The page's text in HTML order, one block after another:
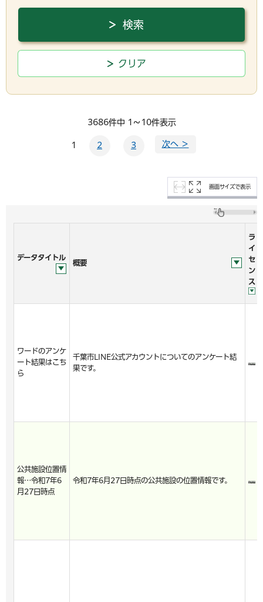
3686件中 1～10件表示
1 2 3 次へ ＞
画面サイズで表示
データタイトル
概要
ラ
イ
セ
ン
ス
ワードのアンケ
ート結果はこち
ら
千葉市LINE公式アカウントについてのアンケート結
果です。
公共施設位置情
報…令和7年6
月27日時点
令和7年6月27日時点の公共施設の位置情報です。